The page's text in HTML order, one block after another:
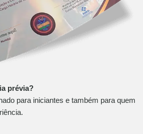
prévia?
para iniciantes e também para quem